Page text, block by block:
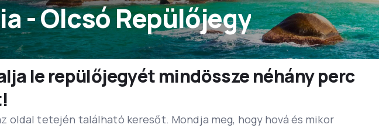
- Olcsó Repülőjegy
le repülőjegyét mindössze néhány perc
oldal tetején található keresőt. Mondja meg, hogy hová és mikor